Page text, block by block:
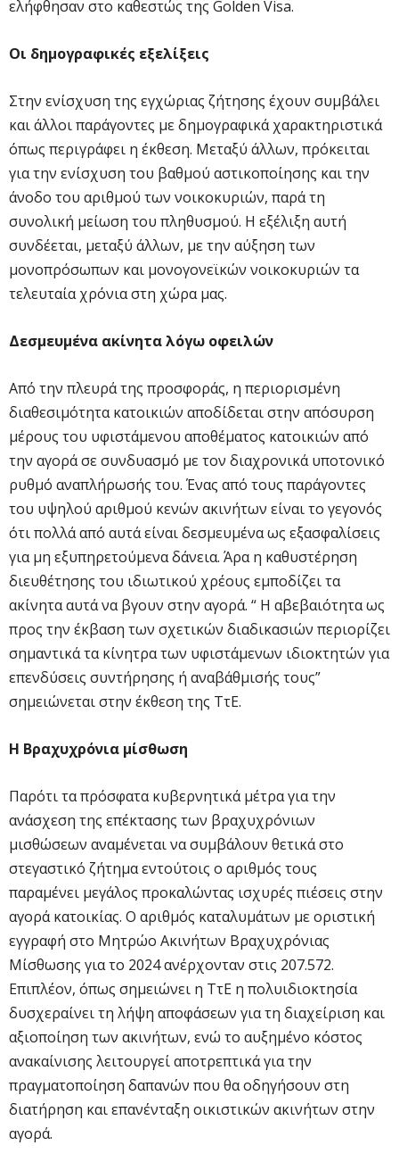
ελήφθησαν στο καθεστώς της Golden Visa.
Οι δημογραφικές εξελίξεις
Στην ενίσχυση της εγχώριας ζήτησης έχουν συμβάλει
και άλλοι παράγοντες με δημογραφικά χαρακτηριστικά
όπως περιγράφει η έκθεση. Μεταξύ άλλων, πρόκειται
για την ενίσχυση του βαθμού αστικοποίησης και την
άνοδο του αριθμού των νοικοκυριών, παρά τη
συνολική μείωση του πληθυσμού. Η εξέλιξη αυτή
συνδέεται, μεταξύ άλλων, με την αύξηση των
μονοπρόσωπων και μονογονεϊκών νοικοκυριών τα
τελευταία χρόνια στη χώρα μας.
Δεσμευμένα ακίνητα λόγω οφειλών
Από την πλευρά της προσφοράς, η περιορισμένη
διαθεσιμότητα κατοικιών αποδίδεται στην απόσυρση
μέρους του υφιστάμενου αποθέματος κατοικιών από
την αγορά σε συνδυασμό με τον διαχρονικά υποτονικό
ρυθμό αναπλήρωσής του. Ένας από τους παράγοντες
του υψηλού αριθμού κενών ακινήτων είναι το γεγονός
ότι πολλά από αυτά είναι δεσμευμένα ως εξασφαλίσεις
για μη εξυπηρετούμενα δάνεια. Άρα η καθυστέρηση
διευθέτησης του ιδιωτικού χρέους εμποδίζει τα
ακίνητα αυτά να βγουν στην αγορά. “ Η αβεβαιότητα ως
προς την έκβαση των σχετικών διαδικασιών περιορίζει
σημαντικά τα κίνητρα των υφιστάμενων ιδιοκτητών για
επενδύσεις συντήρησης ή αναβάθμισής τους”
σημειώνεται στην έκθεση της ΤτΕ.
Η Βραχυχρόνια μίσθωση
Παρότι τα πρόσφατα κυβερνητικά μέτρα για την
ανάσχεση της επέκτασης των βραχυχρόνιων
μισθώσεων αναμένεται να συμβάλουν θετικά στο
στεγαστικό ζήτημα εντούτοις ο αριθμός τους
παραμένει μεγάλος προκαλώντας ισχυρές πιέσεις στην
αγορά κατοικίας. Ο αριθμός καταλυμάτων με οριστική
εγγραφή στο Μητρώο Ακινήτων Βραχυχρόνιας
Μίσθωσης για το 2024 ανέρχονταν στις 207.572.
Επιπλέον, όπως σημειώνει η ΤτΕ η πολυιδιοκτησία
δυσχεραίνει τη λήψη αποφάσεων για τη διαχείριση και
αξιοποίηση των ακινήτων, ενώ το αυξημένο κόστος
ανακαίνισης λειτουργεί αποτρεπτικά για την
πραγματοποίηση δαπανών που θα οδηγήσουν στη
διατήρηση και επανένταξη οικιστικών ακινήτων στην
αγορά.